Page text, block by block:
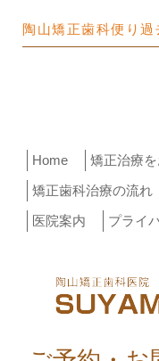
陶山矯正歯科便り過
Home
矯正治療
矯正歯科治療の流れ
医院案内
プライ